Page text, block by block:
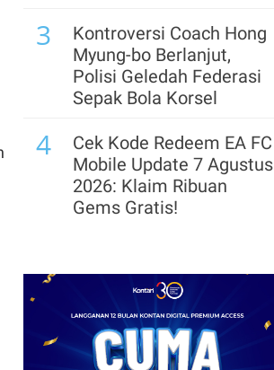
Iran Masuk Bulan
Keenam dan Selat
Hormuz Jadi Taruhan
Pimpin Penguatan Mata
Uang Asia, Rupiah
Melemah ke Rp 17.930
Batubara China Melejit
23% di Bulan Juli
10
Dana Pensiun Terbesar
Jepang Mencatat Rekor
3
Kontroversi Coach Hong
Myung-bo Berlanjut,
Polisi Geledah Federasi
Sepak Bola Korsel
4
Cek Kode Redeem EA FC
Mobile Update 7 Agustus
2026: Klaim Ribuan
Gems Gratis!
Treasuri 9,63 Miliar, Cek
Profil Emiten DSSA
hingga Kinerjanya
Arsenal Perpanjang